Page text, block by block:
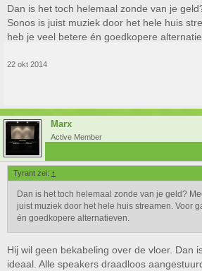
Dan is het toch helemaal zonde van je
Sonos is juist muziek door het hele huis
heb je veel betere én goedkopere
22 okt 2014
Marx
Active Member
Tyrant zei: ↑
Dan is het toch helemaal zonde van je geld?
juist muziek door het hele huis streamen. Voor
én goedkopere alternatieven.
Hij wil geen bekabeling over de vloer. Dan
ideaal. Alle speakers draadloos